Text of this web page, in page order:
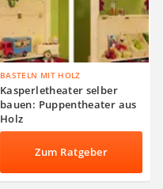
BASTELN MIT HOLZ
Kasperletheater selber
bauen: Puppentheater aus
Holz
Zum Ratgeber